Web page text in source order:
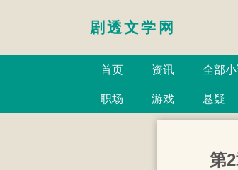
剧透文学网
首页 资讯 全部
职场 游戏 悬疑
第